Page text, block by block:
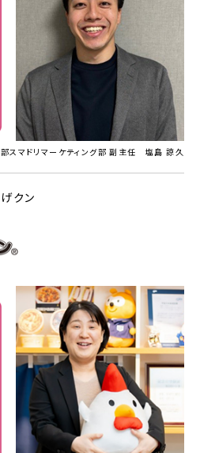
部スマドリマーケティング部 副主任 塩島 諒久
クン